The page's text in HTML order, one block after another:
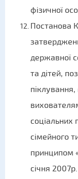
фізичної
Постанова
державної
та дітей,
соціальних
сімейного
принципом
січня